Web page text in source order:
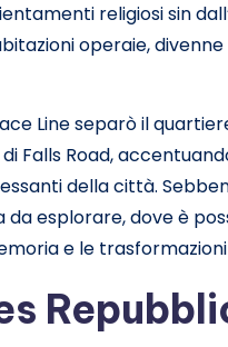
religiosi sin
operaie,
Line separò il
Falls Road,
della città.
da esplorare, dove è
e le